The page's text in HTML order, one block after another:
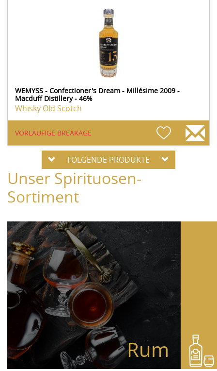
WEMYSS - Confectioner's Dream - Millésime 2009 -
Macduff Distillery - 46%
Whisky Old Scotch
VORLÄUFIGE BREAKAGE
FOLGENDE PRODUKTE
Unser Spirituosen-
Sortiment
Rum